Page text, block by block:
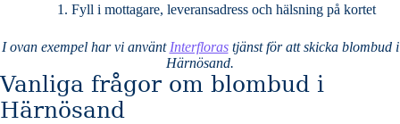
Fyll i mottagare, leveransadress och hälsning på kortet
I ovan exempel har vi använt Interflorastjänst för att skicka blombud i
Härnösand.
Vanliga frågor om blombud i
Härnösand